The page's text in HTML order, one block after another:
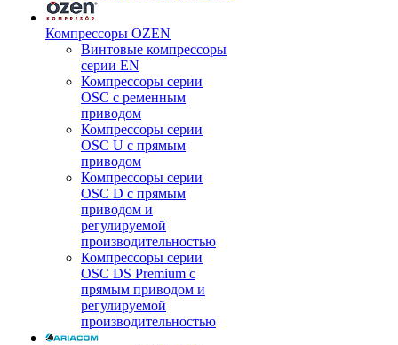
Компрессоры OZEN
Винтовые компрессоры
серии EN
Компрессоры серии
OSC с ременным
приводом
Компрессоры серии
OSC U с прямым
приводом
Компрессоры серии
OSC D с прямым
приводом и
регулируемой
производительностью
Компрессоры серии
OSC DS Premium с
прямым приводом и
регулируемой
производительностью